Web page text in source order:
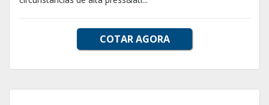
COTAR AGORA